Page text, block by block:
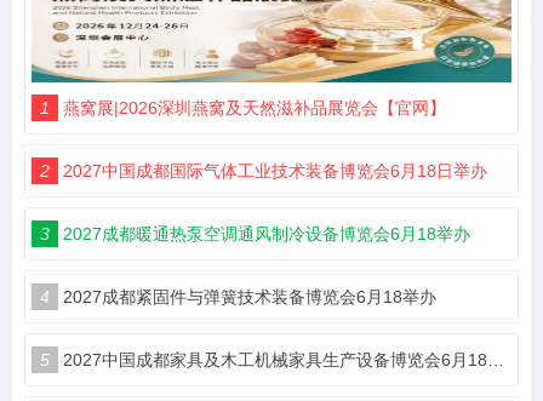
1 燕窝展|2026深圳燕窝及天然滋补品展览会【官网】
2 2027中国成都国际气体工业技术装备博览会6月18日举办
3 2027成都暖通热泵空调通风制冷设备博览会6月18举办
4 2027成都紧固件与弹簧技术装备博览会6月18举办
5 2027中国成都家具及木工机械家具生产设备博览会6月18举办